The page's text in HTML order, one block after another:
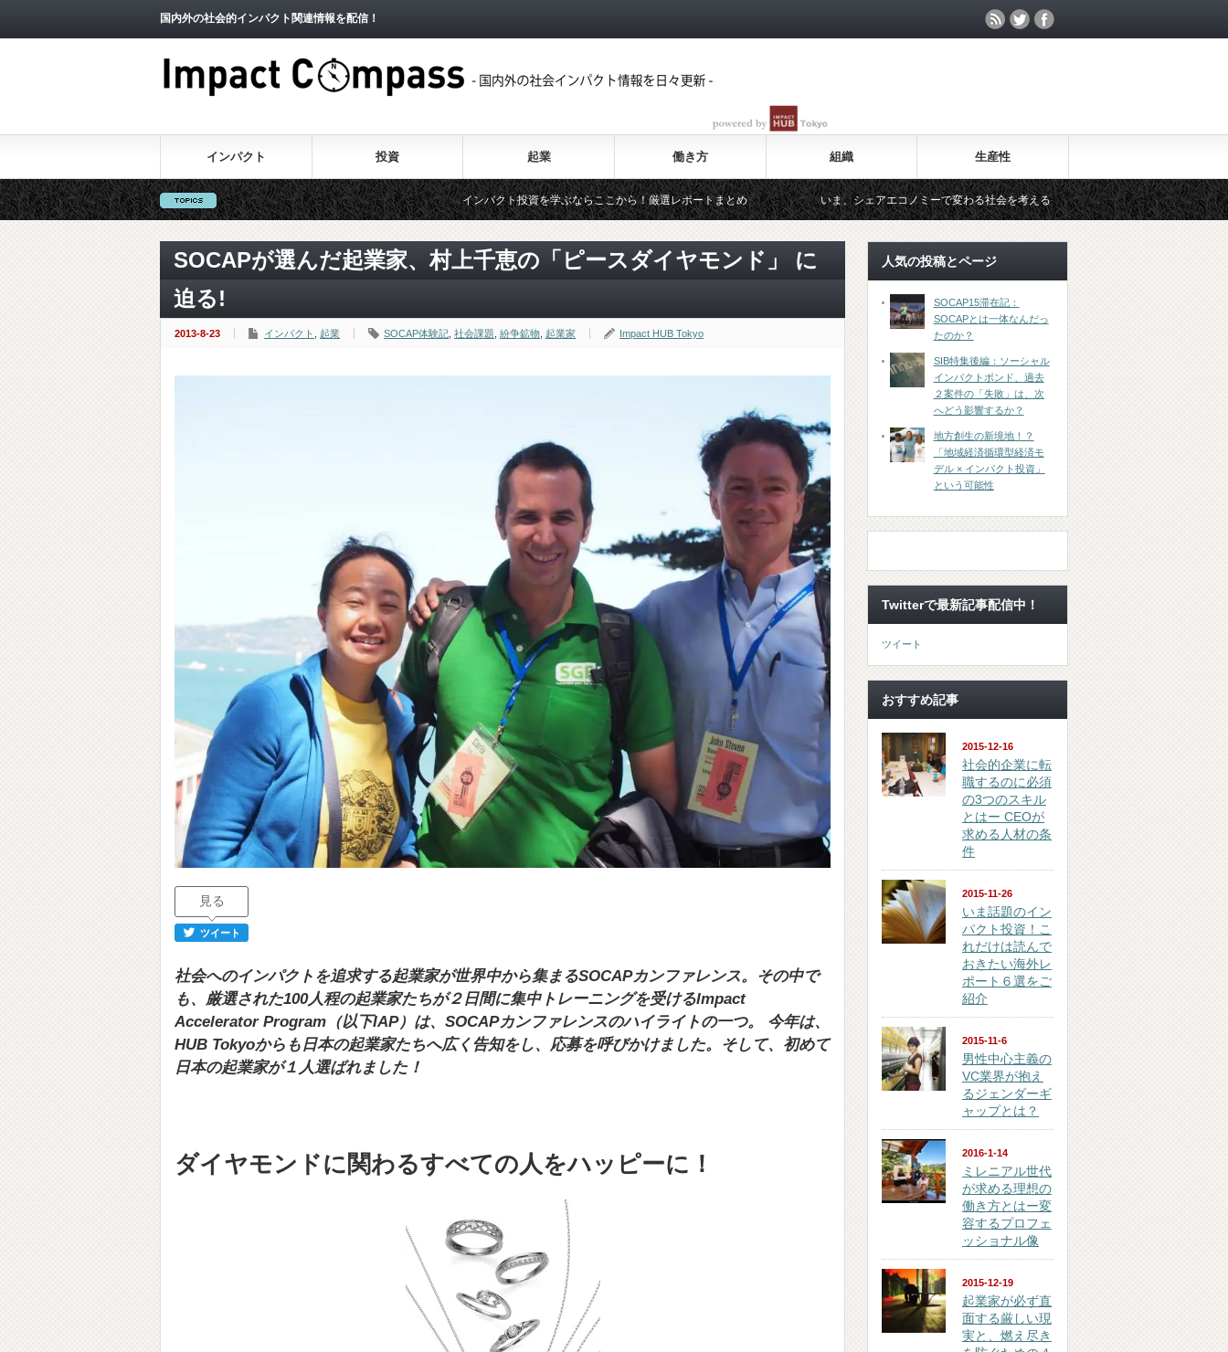
国内外の社会的インパクト関連情報を配信！
インパクト 投資 起業 働き方 組織 生産性
インパクト投資を学ぶならここから！厳選レポートまとめ いま、シェアエコノミーで変わる社会を考える 勃興するグローバル・ネットワークの
SOCAPが選んだ起業家、村上千恵の「ピースダイヤモンド」 に
迫る!
2013-8-23 インパクト 起業 SOCAP体験記 社会課題 紛争鉱物 起業家 Impact HUB Tokyo
見る
ツイート
社会へのインパクトを追求する起業家が世界中から集まるSOCAPカンファレンス。その中で
も、厳選された100人程の起業家たちが２日間に集中トレーニングを受けるImpact
Accelerator Program（以下IAP）は、SOCAPカンファレンスのハイライトの一つ。 今年は、
HUB Tokyoからも日本の起業家たちへ広く告知をし、応募を呼びかけました。そして、初めて
日本の起業家が１人選ばれました！
ダイヤモンドに関わるすべての人をハッピーに！
人気の投稿とページ
SOCAP15滞在記：
SOCAPとは一体なんだっ
たのか？
SIB特集後編：ソーシャル
インパクトボンド、過去
２案件の「失敗」は、次
へどう影響するか？
地方創生の新境地！？
「地域経済循環型経済モ
デル × インパクト投資」
という可能性
Twitterで最新記事配信中！
ツイート
おすすめ記事
2015-12-16
社会的企業に転
職するのに必須
の3つのスキル
とはー CEOが
求める人材の条
件
2015-11-26
いま話題のイン
パクト投資！こ
れだけは読んで
おきたい海外レ
ポート６選をご
紹介
2015-11-6
男性中心主義の
VC業界が抱え
るジェンダーギ
ャップとは？
2016-1-14
ミレニアル世代
が求める理想の
働き方とはー変
容するプロフェ
ッショナル像
2015-12-19
起業家が必ず直
面する厳しい現
実と、燃え尽き